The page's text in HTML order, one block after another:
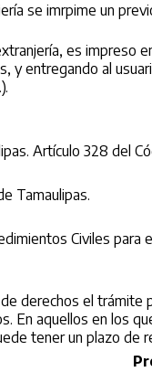
se imrpime un
es impreso
y entregando al
Artículo 328 del
Tamaulipas.
Civiles para
derechos el trámite
aquellos en los
tener un plazo de